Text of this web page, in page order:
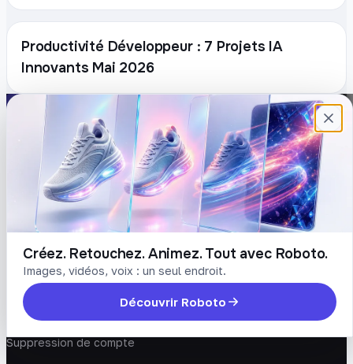
Productivité Développeur : 7 Projets IA
Innovants Mai 2026
Créez. Retouchez. Animez. Tout avec Roboto.
Images, vidéos, voix : un seul endroit.
Découvrir Roboto
Plateforme française de création de
contenu avec l’IA. Demandez, Roboto crée.
DÉCOUVRIR
Prompts
Blog
Tarifs
COMPTE
Connexion
Créer un compte
Mot de passe oublié
LÉGAL
Conditions
Confidentialité
Suppression de compte